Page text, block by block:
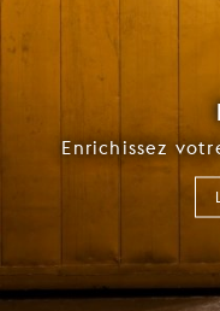
Enrichissez